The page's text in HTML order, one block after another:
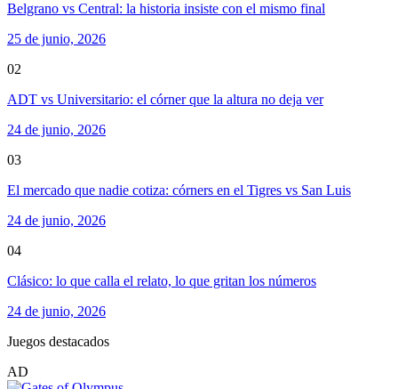
Belgrano vs Central: la historia insiste con el mismo final
25 de junio, 2026
02
ADT vs Universitario: el córner que la altura no deja ver
24 de junio, 2026
03
El mercado que nadie cotiza: córners en el Tigres vs San Luis
24 de junio, 2026
04
Clásico: lo que calla el relato, lo que gritan los números
24 de junio, 2026
Juegos destacados
AD